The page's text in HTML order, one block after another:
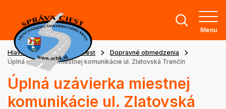
Menu
Hlavná stránka Stav ciest
Dopravné obmedzenia
Úplná uzávierka miestnej komunikácie ul. Zlatovská Trenčín
Úplná uzávierka miestnej
komunikácie ul. Zlatovská